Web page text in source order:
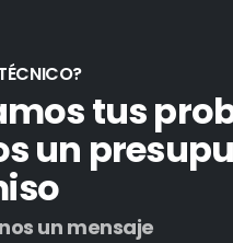
tus
un
un mensaje